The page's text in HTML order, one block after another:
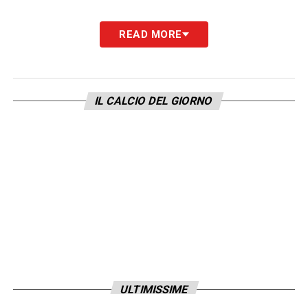
READ MORE
IL CALCIO DEL GIORNO
ULTIMISSIME